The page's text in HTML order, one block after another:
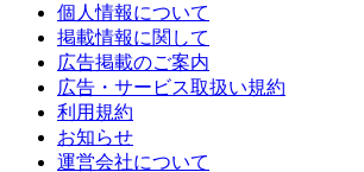
個人情報について
掲載情報に関して
広告掲載のご案内
広告・サービス取扱い規約
利用規約
お知らせ
運営会社について